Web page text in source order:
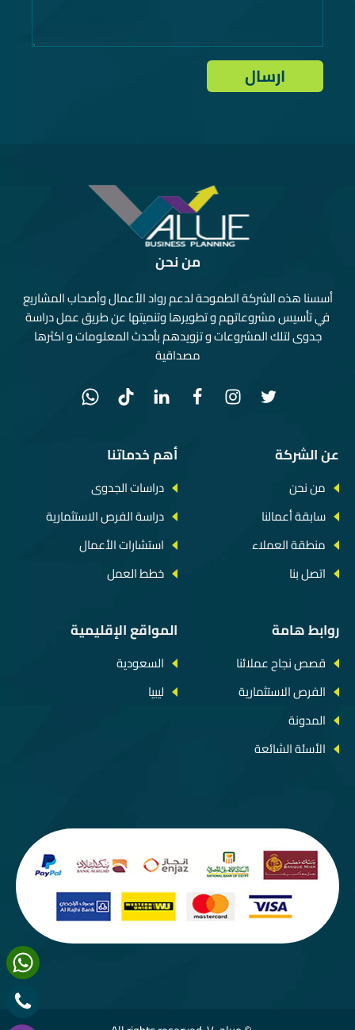
من نحن
أسسنا هذه الشركة الطموحة لدعم رواد الأعمال وأصحاب المشاريع
في تأسيس مشروعاتهم و تطويرها وتنميتها عن طريق عمل دراسة
جدوى لتلك المشروعات و تزويدهم بأحدث المعلومات و اكثرها
مصداقية
عن الشركة
من نحن
سابقة أعمالنا
منطقة العملاء
اتصل بنا
أهم خدماتنا
دراسات الجدوى
دراسة الفرص الاستثمارية
استشارات الأعمال
خطط العمل
روابط هامة
قصص نجاح عملائنا
الفرص الاستثمارية
المدونة
الأسئة الشائعة
المواقع الإقليمية
السعودية
ليبيا